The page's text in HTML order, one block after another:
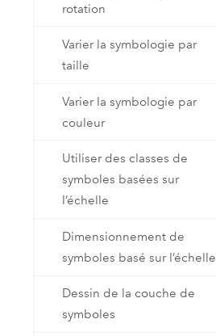
rotation
Varier la symbologie par
taille
Varier la symbologie par
couleur
Utiliser des classes de
symboles basées sur
l’échelle
Dimensionnement de
symboles basé sur l’échelle
Dessin de la couche de
symboles